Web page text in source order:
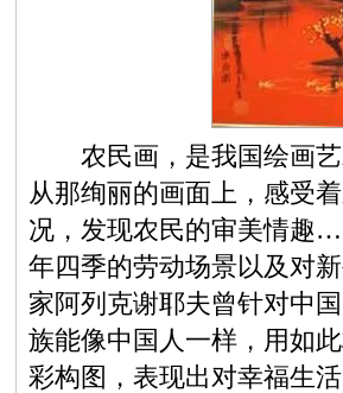
农民画，是我国绘画艺
从那绚丽的画面上，感受
况，发现农民的审美情趣
年四季的劳动场景以及对
家阿列克谢耶夫曾针对中
族能像中国人一样，用如
彩构图，表现出对幸福生